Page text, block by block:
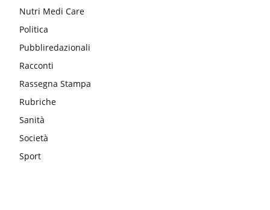
Nutri Medi Care
Politica
Pubbliredazionali
Racconti
Rassegna Stampa
Rubriche
Sanità
Società
Sport